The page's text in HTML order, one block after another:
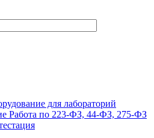
для лабораторий
Работа по 223-ФЗ, 44-ФЗ, 275-ФЗ